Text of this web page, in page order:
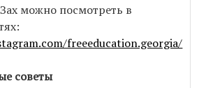
можно посмотреть в
freeeducation.georgia/
советы